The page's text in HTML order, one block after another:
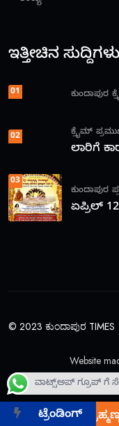
ಇತ್ತೀಚಿನ ಸುದ್ದಿಗಳು
01 ಕುಂದಾಪುರ
02 ಕ್ರೈಮ್
ಲಾರಿಗೆ
03
ಕುಂದಾಪುರ
ಏಪ್ರಿಲ್
© 2023 ಕುಂದಾಪುರ TIMES
Website
ವಾಟ್ಸ್ಅಪ್ ಗ್ರೂಪ್ ಗೆ
ಟ್ರೆಂಡಿಂಗ್
ಅರಾಟೆ ಶ್ರೀ